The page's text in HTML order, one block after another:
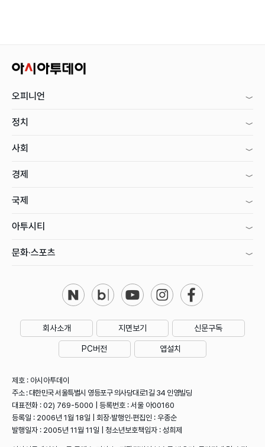
오피니언
정치
사회
경제
국제
아투시티
문화·스포츠
회사소개 지면보기 신문구독
PC버전 앱설치
제호 : 아시아투데이
주소 : 대한민국 서울특별시 영등포구 의사당대로1길 34 인영빌딩
대표전화 : 02) 769-5000 | 등록번호 : 서울 아00160
등록일 : 2006년 1월 18일 | 회장·발행인·편집인 : 우종순
발행일자 : 2005년 11월 11일 | 청소년보호책임자 : 성희제